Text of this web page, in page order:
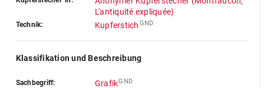
L'antiquité expliquée)
Technik: Kupferstich GND
Klassifikation und Beschreibung
Sachbegriff: GrafikGND